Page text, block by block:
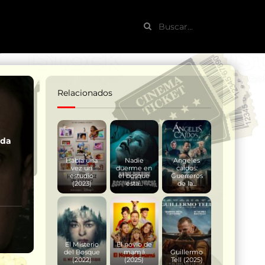
Relacionados
Había una
vez un
estudio
(2023)
Nadie
duerme en
el bosque
esta...
Angeles
caidos:
Guerreros
de la...
El Misterio
del Bosque
(2022)
El novio de
mamá
(2025)
Guillermo
Tell (2025)